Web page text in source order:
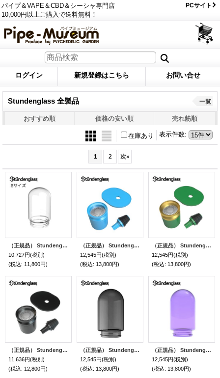
パイプ＆VAPE＆CBD＆シーシャ専門店
10,000円以上ご購入で送料無料！
PCサイト
ログイン 新規登録はこちら お問い合せ
Stundenglass 全製品 一覧
おすすめ順 価格の安い順 売れ筋順
表示件数:
在庫あり
1 2 次»
（正規品） Stundenglass - Single Glass Globe グラビティボング & フーカー 専用ガラスグローブ Sサイズ （1個）
10,727円(税別)
(税込: 11,800円)
（正規品） Stundenglass - Infusion Chamber Assembly グラビティボング & フーカー 専用チャンバーセット（ブルー）
12,545円(税別)
(税込: 13,800円)
（正規品） Stundenglass - Infusion Chamber Assembly グラビティボング & フーカー専用チャンバーセット（グリーン）
12,545円(税別)
(税込: 13,800円)
（正規品） Stundenglass - Infusion Chamber Assembly グラビティボング & フーカー専用チャンバーセット（ブラック）
11,636円(税別)
(税込: 12,800円)
（正規品） Stundenglass - Single Gray Glass Globe グラビティボング & フーカーグ専用ガラスグローブ （1個）
12,545円(税別)
(税込: 13,800円)
（正規品） Stundenglass - Single Purple Glass Globe グラビティボング & フーカー専用ガラスグローブ （1個）
12,545円(税別)
(税込: 13,800円)